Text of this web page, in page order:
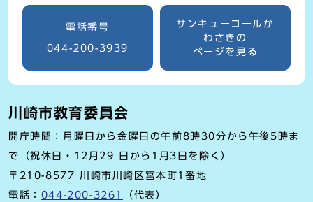
電話番号
044-200-3939
サンキューコールか
わさきの
ページを見る
川崎市教育委員会
開庁時間：月曜日から金曜日の午前8時30分から午後5時ま
で（祝休日・12月29 日から1月3日を除く）
〒210-8577 川崎市川崎区宮本町1番地
電話： 044-200-3261 （代表）